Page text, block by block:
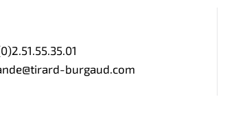
burgaud.com